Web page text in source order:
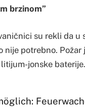
brzinom”
su rekli da
nije potrebno.
jonske baterije.